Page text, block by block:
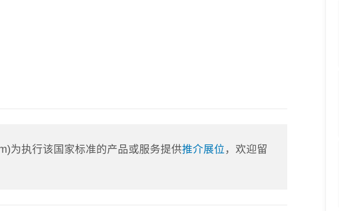
为执行该国家标准的产品或服务提供推介展位 ，欢迎留